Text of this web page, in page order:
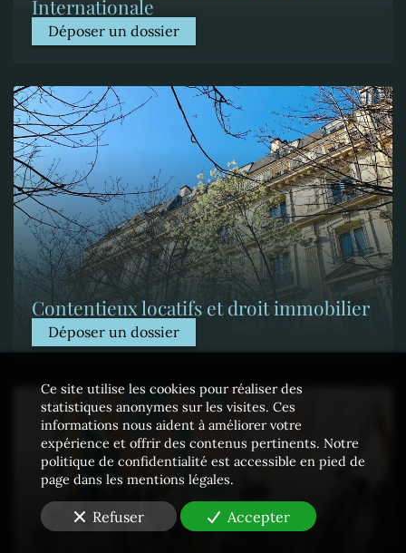
Internationale
Déposer un dossier
Contentieux locatifs et droit immobilier
Déposer un dossier
Ce site utilise les cookies pour réaliser des
statistiques anonymes sur les visites. Ces
informations nous aident à améliorer votre
expérience et offrir des contenus pertinents. Notre
politique de confidentialité est accessible en pied de
page dans les mentions légales.
Refuser Accepter